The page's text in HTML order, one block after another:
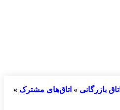
اتاق بازرگانی » اتاق‌های مشترک »